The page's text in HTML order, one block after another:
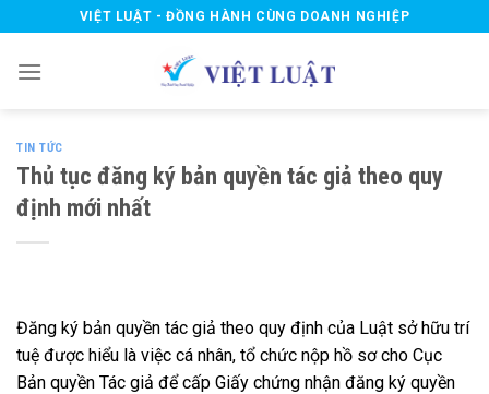
to
content
VIỆT LUẬT - ĐỒNG HÀNH CÙNG DOANH NGHIỆP
TIN TỨC
Thủ tục đăng ký bản quyền tác giả theo quy
định mới nhất
Đăng ký bản quyền tác giả theo quy định của Luật sở hữu trí
tuệ được hiểu là việc cá nhân, tổ chức nộp hồ sơ cho Cục
Bản quyền Tác giả để cấp Giấy chứng nhận đăng ký quyền